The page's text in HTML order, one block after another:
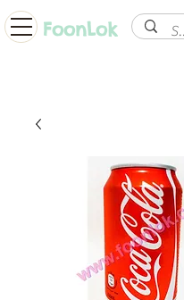
FoonLok